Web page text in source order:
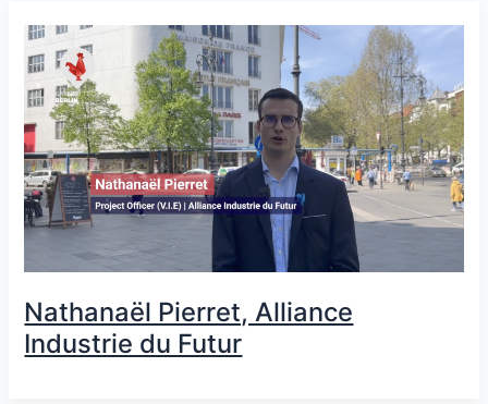
Nathanaël Pierret, Alliance
Industrie du Futur